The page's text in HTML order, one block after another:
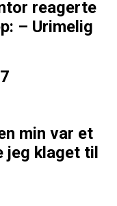
reagerte
– Urimelig
min var et
jeg klaget til